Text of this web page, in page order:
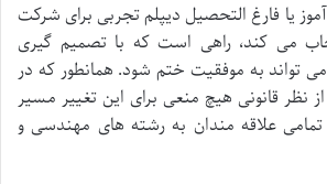
یا فارغ التحصیل دیپلم تجربی برای شرکت
می کند، راهی است که با تصمیم گیری
می تواند به موفقیت ختم شود. همانطور که در
نظر قانونی هیچ منعی برای این تغییر مسیر
تمامی علاقه مندان به رشته های مهندسی و